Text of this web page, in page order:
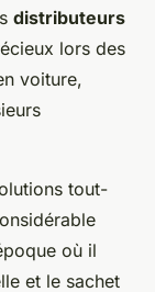
distributeurs
lors des
voiture,
tout-
où il
et le sachet